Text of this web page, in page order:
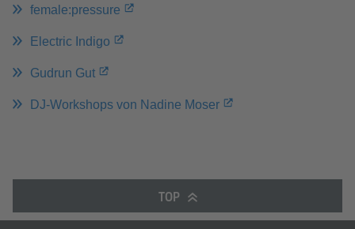
female:pressure
Electric Indigo
Gudrun Gut
DJ-Workshops von Nadine Moser
TOP